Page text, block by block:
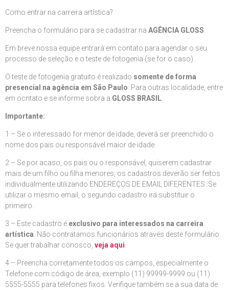
Como entrar na carreira artística?
Preencha o formulário para se cadastrar na AGÊNCIA GLOSS
Em breve nossa equipe entrará em contato para agendar o seu
processo de seleção e o teste de fotogenia (se for o caso).
O teste de fotogenia gratuito é realizado somente de forma
presencial na agência em São Paulo . Para outras localidade, entre
em ocntato e se informe sobra a GLOSS BRASIL
Importante:
1 – Se o interessado for menor de idade, deverá ser preenchido o
nome dos pais ou responsável maior de idade.
2 – Se por acaso, os pais ou o responsável, quiserem cadastrar
mais de um filho ou filha menores, os cadastros deverão ser feitos
individualmente utilizando ENDEREÇOS DE EMAIL DIFERENTES. Se
utilizar o mesmo email, o segundo cadastro irá substituir o
primeiro.
3 – Este cadastro é exclusivo para interessados na carreira
artística . Não contratamos funcionários através deste formulário.
Se quer trabalhar conosco, veja aqui
4 – Preencha corretamente todos os campos, especialmente o
Telefone com código de área, exemplo (11) 99999-9999 ou (11)
5555-5555 para telefones fixos. Verifique também se a sua data de